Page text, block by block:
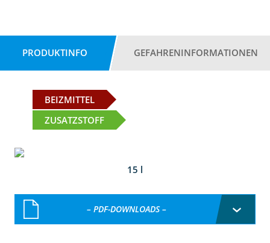
PRODUKTINFO GEFAHRENINFORMATIONEN
BEIZMITTEL
ZUSATZSTOFF
15 l
– PDF-DOWNLOADS –